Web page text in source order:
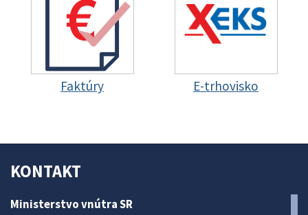
Faktúry E-trhovisko
KONTAKT
Ministerstvo vnútra SR